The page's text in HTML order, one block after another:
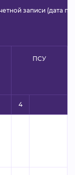
записи (дата
ПСУ
4